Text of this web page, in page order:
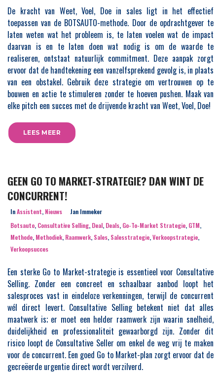
De kracht van Weet, Voel, Doe in sales ligt in het effectief
toepassen van de BOTSAUTO-methode. Door de opdrachtgever te
laten weten wat het probleem is, te laten voelen wat de impact
daarvan is en te laten doen wat nodig is om de waarde te
realiseren, ontstaat natuurlijk commitment. Deze aanpak zorgt
ervoor dat de handtekening een vanzelfsprekend gevolg is, in plaats
van een obstakel. Gebruik deze strategie om vertrouwen op te
bouwen en actie te stimuleren zonder te hoeven pushen. Maak van
elke pitch een succes met de drijvende kracht van Weet, Voel, Doe!
LEES MEER
GEEN GO TO MARKET-STRATEGIE? DAN WINT DE
CONCURRENT!
InAssistent, Nieuws
Jan Immeker
Botsauto, Consultative Selling, Deal, Deals, Go-To-Market Strategie, GTM,
Methode, Methodiek, Raamwerk, Sales, Salesstrategie,Verkoopstrategie,
Verkoopsucces
Een sterke Go to Market-strategie is essentieel voor Consultative
Selling. Zonder een concreet en schaalbaar aanbod loopt het
salesproces vast in eindeloze verkenningen, terwijl de concurrent
wél direct levert. Consultative Selling betekent niet dat alles
maatwerk is; er moet een helder raamwerk zijn waarin snelheid,
duidelijkheid en professionaliteit gewaarborgd zijn. Zonder dit
risico loopt de Consultative Seller om enkel de weg vrij te maken
voor de concurrent. Een goed Go to Market-plan zorgt ervoor dat de
gecreëerde urgentie direct wordt verzilverd.